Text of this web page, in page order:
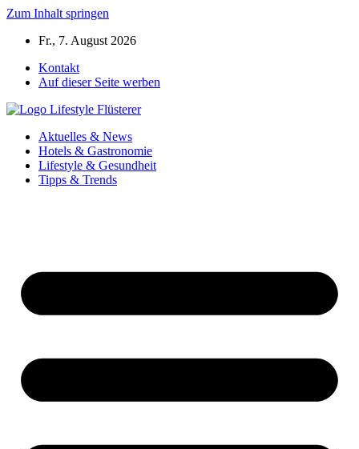
Zum Inhalt springen
Fr., 7. August 2026
Kontakt
Auf dieser Seite werben
Aktuelles & News
Hotels & Gastronomie
Lifestyle & Gesundheit
Tipps & Trends